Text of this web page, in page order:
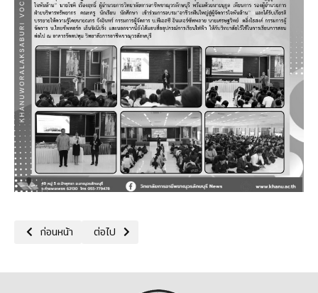
เนื้อหาก่อนหน้า: 25/07/68 กิจกรรมโครงการรณรงค์ปลูกป่าเฉลิมพระเ
ก่อนหน้า เนื้อหาถัดไป: 19/07/68 FIX IT CENTER จิตอาสา
ต่อไป